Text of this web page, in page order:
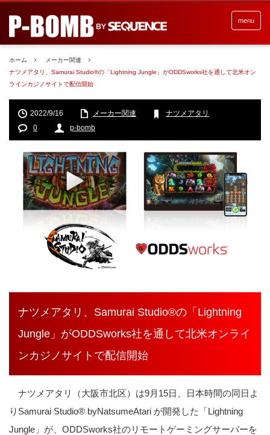
menu
ホーム
メーカー関連
ナツメアタリ、Samurai Studio®の「Lightning Jungle」がODDSworks社を通して北米オン
ラインカジノサイトで配信開始
2022/9/16 メーカー関連
ナツメアタリ
0
p-bomb
ナツメアタリ、Samurai Studio®の「Lightning
Jungle」がODDSworks社を通して北米オンライ
ンカジノサイトで配信開始
ナツメアタリ（大阪市北区）は9月15日、日本時間の同日よ
りSamurai Studio® byNatsumeAtari が開発した「Lightning
Jungle」が、ODDSworks社のリモートゲーミングサーバーを